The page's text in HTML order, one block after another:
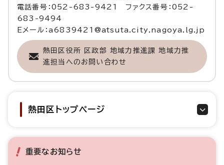
電話番号：052-683-9421 ファクス番号：052-
683-9494
Eメール：a6839421@atsuta.city.nagoya.lg.jp
熱田区役所 区政部 地域力推進課 地域力推
進担当へのお問い合わせ
熱田区トップページ
重要なお知らせ